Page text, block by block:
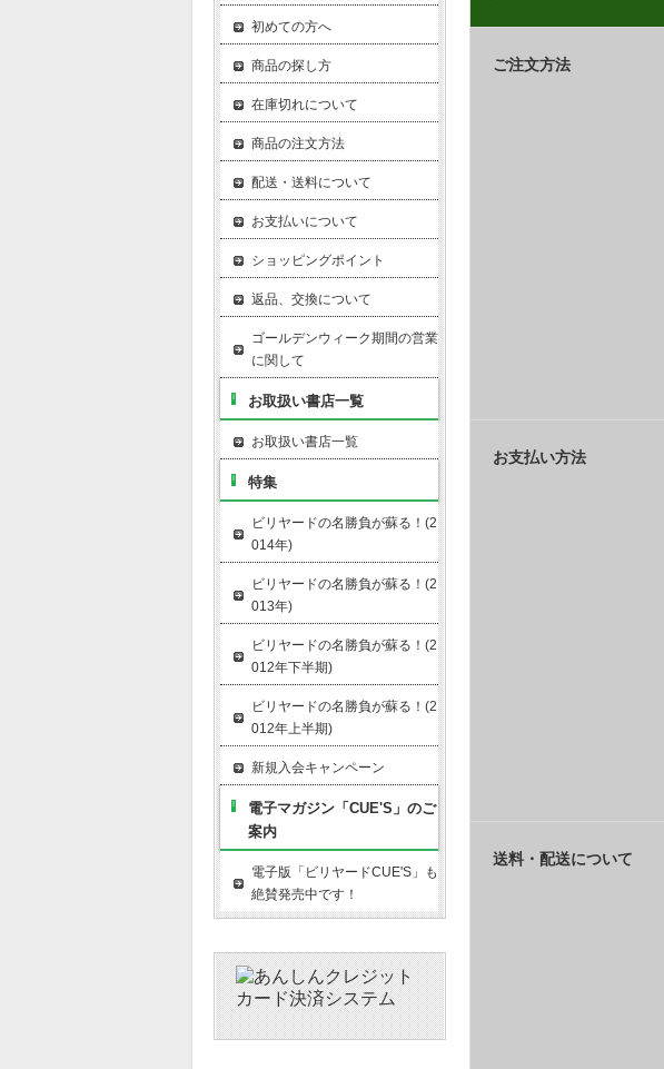
ご注文方法
お支払い方法
送料・配送について
初めての方へ
商品の探し方
在庫切れについて
商品の注文方法
配送・送料について
お支払いについて
ショッピングポイント
返品、交換について
ゴールデンウィーク期間の営業
に関して
お取扱い書店一覧
お取扱い書店一覧
特集
ビリヤードの名勝負が蘇る！(2
014年)
ビリヤードの名勝負が蘇る！(2
013年)
ビリヤードの名勝負が蘇る！(2
012年下半期)
ビリヤードの名勝負が蘇る！(2
012年上半期)
新規入会キャンペーン
電子マガジン「CUE'S」のご
案内
電子版「ビリヤードCUE'S」も
絶賛発売中です！